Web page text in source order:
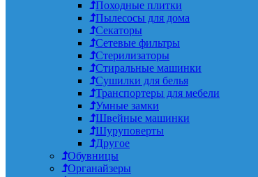
Походные плитки
Пылесосы для дома
Секаторы
Сетевые фильтры
Стерилизаторы
Стиральные машинки
Сушилки для белья
Транспортеры для мебели
Умные замки
Швейные машинки
Шуруповерты
Другое
Обувницы
Органайзеры